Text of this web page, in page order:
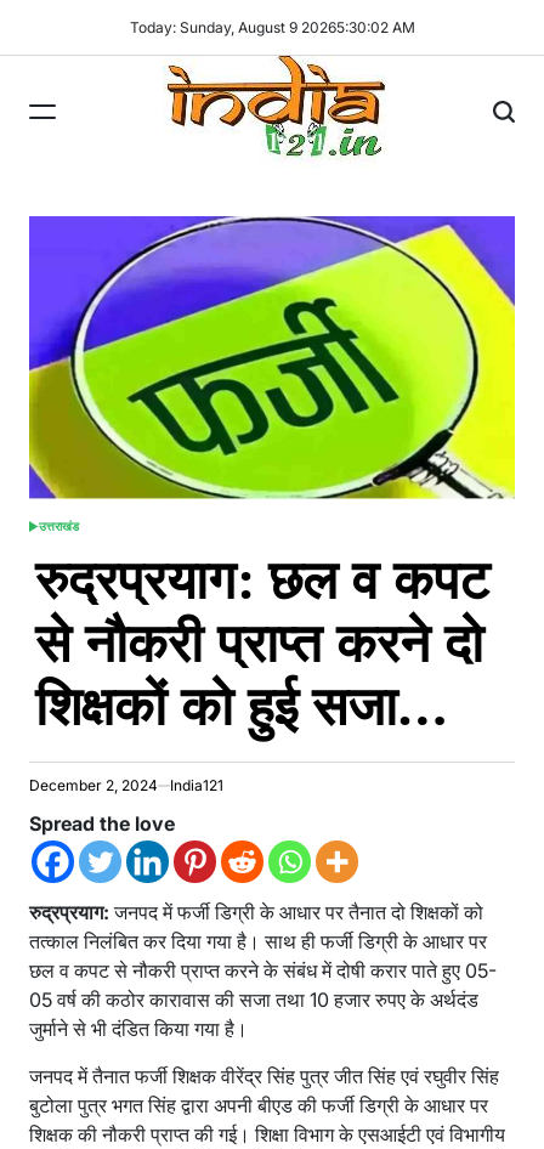
Today: Sunday, August 9 20265:30:03 AM
POSTED
उत्तराखंड
रुद्रप्रयाग: छल व कपट
से नौकरी प्राप्त करने दो
शिक्षकों को हुई सजा…
December 2, 2024 India121
Spread the love
रुद्रप्रयाग: जनपद में फर्जी डिग्री के आधार पर तैनात दो शिक्षकों को
तत्काल निलंबित कर दिया गया है। साथ ही फर्जी डिग्री के आधार पर
छल व कपट से नौकरी प्राप्त करने के संबंध में दोषी करार पाते हुए 05-
05 वर्ष की कठोर कारावास की सजा तथा 10 हजार रुपए के अर्थदंड
जुर्माने से भी दंडित किया गया है।
जनपद में तैनात फर्जी शिक्षक वीरेंद्र सिंह पुत्र जीत सिंह एवं रघुवीर सिंह
बुटोला पुत्र भगत सिंह द्वारा अपनी बीएड की फर्जी डिग्री के आधार पर
शिक्षक की नौकरी प्राप्त की गई। शिक्षा विभाग के एसआईटी एवं विभागीय